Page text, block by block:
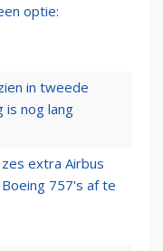
optie:
in tweede
is nog lang
extra Airbus
757's af te